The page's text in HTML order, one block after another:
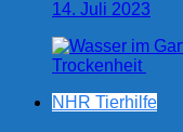
14. Juli 2023
NHR Tierhilfe